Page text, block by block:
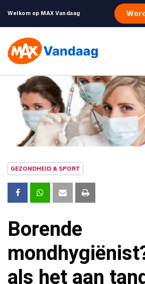
Welkom op MAX Vandaag
GEZONDHEID & SPORT
Borende
als het aan